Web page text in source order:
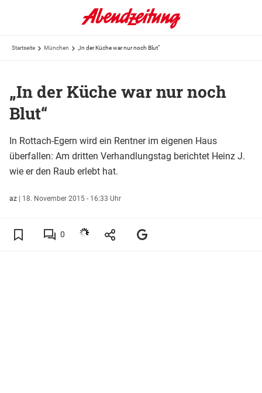
Startseite München „In der Küche war nur noch Blut“
„In der Küche war nur noch
Blut“
In Rottach-Egern wird ein Rentner im eigenen Haus
überfallen: Am dritten Verhandlungstag berichtet Heinz J.
wie er den Raub erlebt hat.
az | 18. November 2015 - 16:33 Uhr
0